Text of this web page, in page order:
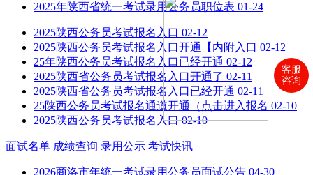
客服
咨询
2025年陕西省统一考试录用公务员职位表 01-24
2025陕西公务员考试报名入口 02-12
2025陕西公务员考试报名入口开通【内附入口 02-12
25年陕西公务员考试报名入口已经开通 02-12
2025陕西省公务员考试报名入口开通了 02-11
2025陕西省公务员考试报名入口已经开通 02-11
25陕西公务员考试报名通道开通（点击进入报名 02-10
2025陕西公务员考试报名入口02-10
面试名单 成绩查询 录用公示 考试快讯
2026商洛市年统一考试录用公务员面试公告 04-30